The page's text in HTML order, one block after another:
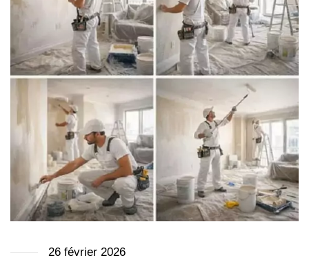
26 février 2026